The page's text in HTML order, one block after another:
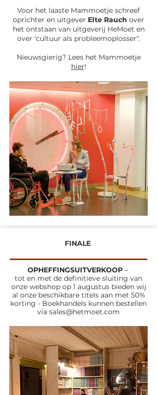
Voor het laaste Mammoetje schreef
oprichter en uitgever Elte Rauch over
het ontstaan van uitgeverij HeMoet en
over 'cultuur als probleemoplosser".
Nieuwsgierig? Lees het Mammoetje
hier!
FINALE
OPHEFFINGSUITVERKOOP–
tot en met de definitieve sluiting van
onze webshop op 1 augustus bieden wij
al onze beschikbare titels aan met 50%
korting - Boekhandels kunnen bestellen
via sales@hetmoet.com